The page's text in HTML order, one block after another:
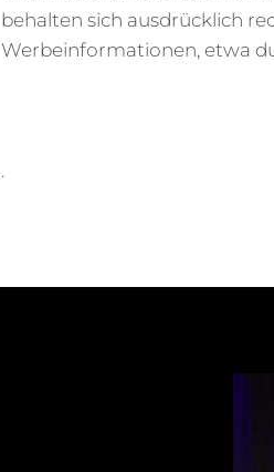
behalten sich ausdrücklich
Werbeinformationen, etwa
.